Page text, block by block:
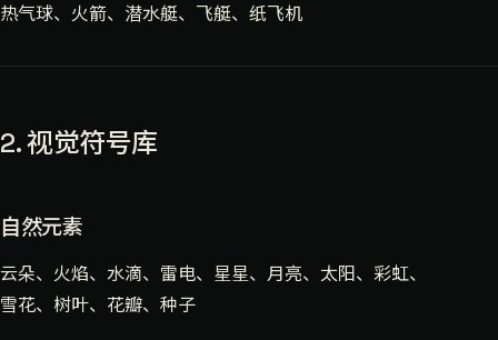
热气球、火箭、潜水艇、飞艇、纸飞机
2. 视觉符号库
自然元素
云朵、火焰、水滴、雷电、星星、月亮、太阳、彩虹、
雪花、树叶、花瓣、种子